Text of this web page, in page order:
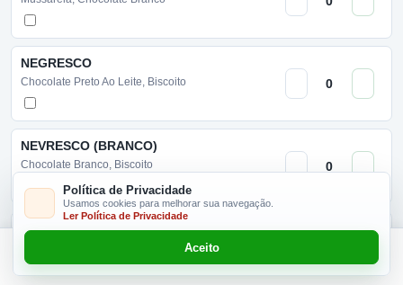
Este produto não é vendido neste dia!
NEGRESCO
Chocolate Preto Ao Leite, Biscoito
NEVRESCO (BRANCO)
Chocolate Branco, Biscoito
OURO BRANCO
Política de Privacidade
Usamos cookies para melhorar sua navegação.
Ler Política de Privacidade
Aceito